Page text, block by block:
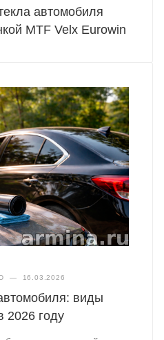
автомобиля
MTF Velx Eurowin
— 16.03.2026
виды
2026 году